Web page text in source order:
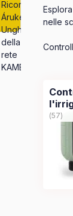
nelle
57